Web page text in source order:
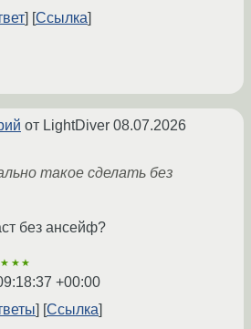
Ссылка
от LightDiver 08.07.2026
такое сделать без
без ансейф?
+00:00
Ссылка